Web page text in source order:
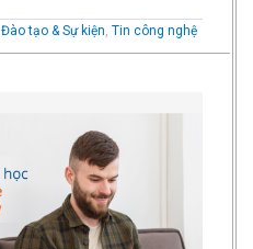
Đào tạo & Sự kiện Tin công nghệ